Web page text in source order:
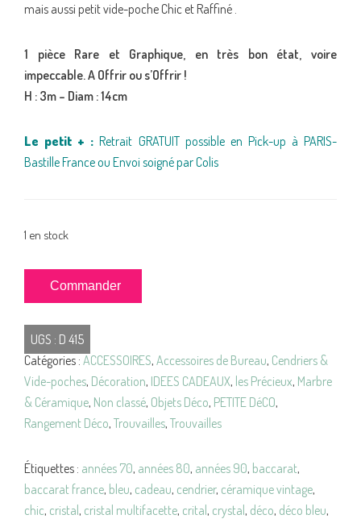
mais aussi petit vide-poche Chic et Raffiné .
1 pièce Rare et Graphique, en très bon état, voire
impeccable. A Offrir ou s’Offrir !
H : 3m – Diam : 14cm
Le petit + : Retrait GRATUIT possible en Pick-up à PARIS-
Bastille France ou Envoi soigné par Colis
1 en stock
quantité
de
CENDRIER
Vide-
Poche
Verre
OPALIN
Bleu
Commander
UGS : D 415
Catégories : ACCESSOIRES, Accessoires de Bureau, Cendriers &
Vide-poches, Décoration, IDEES CADEAUX, les Précieux, Marbre
& Céramique, Non classé, Objets Déco, PETITE DéCO,
Rangement Déco, Trouvailles, Trouvailles
Étiquettes : années 70, années 80, années 90, baccarat,
baccarat france, bleu, cadeau, cendrier, céramique vintage,
chic, cristal, cristal multifacette, crital, crystal, déco, déco bleu,